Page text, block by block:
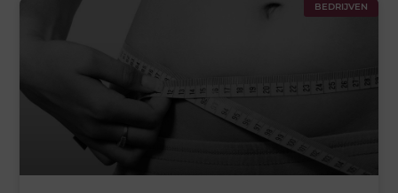
BEDRIJVEN